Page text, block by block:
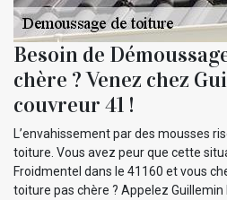
Besoin de
chère ? Venez chez
couvreur 41 !
L’envahissement par des mousses
toiture. Vous avez peur que cette
Froidmentel dans le 41160 et vous
toiture pas chère ? Appelez